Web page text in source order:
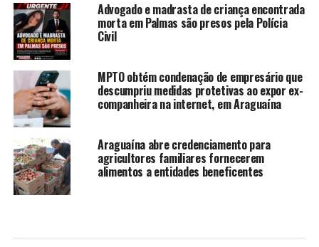
Advogado e madrasta de criança encontrada
morta em Palmas são presos pela Polícia
Civil
MPTO obtém condenação de empresário que
descumpriu medidas protetivas ao expor ex-
companheira na internet, em Araguaína
Araguaína abre credenciamento para
agricultores familiares fornecerem
alimentos a entidades beneficentes